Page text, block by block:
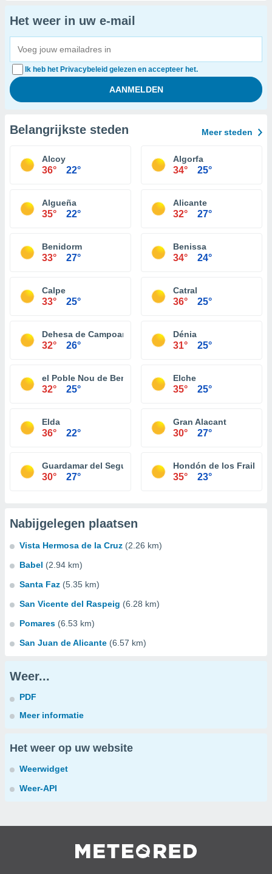
Het weer in uw e-mail
Ik heb het Privacybeleid gelezen en accepteer het.
Belangrijkste steden Meer steden
Alcoy
36° 22°
Algorfa
34° 25°
Algueña
35° 22°
Alicante
32° 27°
Benidorm
33° 27°
Benissa
34° 24°
Calpe
33° 25°
Catral
36° 25°
Dehesa de Campoamor
32° 26°
Dénia
31° 25°
el Poble Nou de Benitatxell Benitachell
32° 25°
Elche
35° 25°
Elda
36° 22°
Gran Alacant
30° 27°
Guardamar del Segura
30° 27°
Hondón de los Frailes
35° 23°
Nabijgelegen plaatsen
Vista Hermosa de la Cruz (2.26 km)
Babel (2.94 km)
Santa Faz (5.35 km)
San Vicente del Raspeig (6.28 km)
Pomares (6.53 km)
San Juan de Alicante (6.57 km)
Weer...
PDF
Meer informatie
Het weer op uw website
Weerwidget
Weer-API